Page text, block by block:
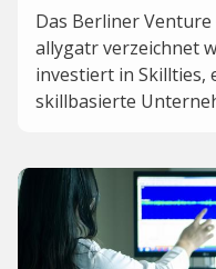
Das Berliner
allygatr verzeichnet
investiert in Skillties,
skillbasierte